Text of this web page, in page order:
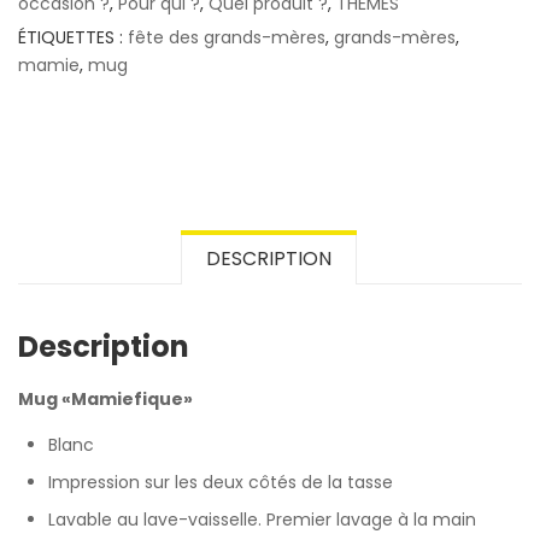
ÉTIQUETTES : fête des grands-mères, grands-mères,
mamie, mug
DESCRIPTION
Description
Mug «Mamiefique»
Blanc
Impression sur les deux côtés de la tasse
Lavable au lave-vaisselle. Premier lavage à la main